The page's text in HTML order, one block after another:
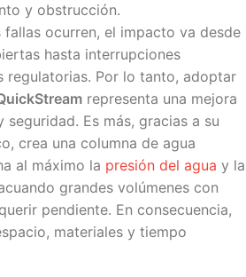
y obstrucción.
fallas ocurren, el impacto va desde
hasta interrupciones
regulatorias. Por lo tanto, adoptar
representa una mejora
Es más, gracias a su
crea una columna de agua
al máximo la presión del agua y la
grandes volúmenes con
pendiente. En consecuencia,
materiales y tiempo